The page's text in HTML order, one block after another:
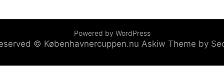
Powered by WordPress
© Københavnercuppen.nu Askiw Theme by